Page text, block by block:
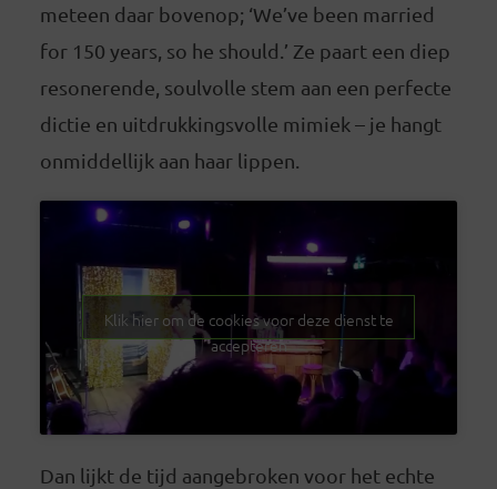
meteen daar bovenop; ‘We’ve been married
for 150 years, so he should.’ Ze paart een diep
resonerende, soulvolle stem aan een perfecte
dictie en uitdrukkingsvolle mimiek – je hangt
onmiddellijk aan haar lippen.
Klik hier om de cookies voor deze dienst te
accepteren
Dan lijkt de tijd aangebroken voor het echte